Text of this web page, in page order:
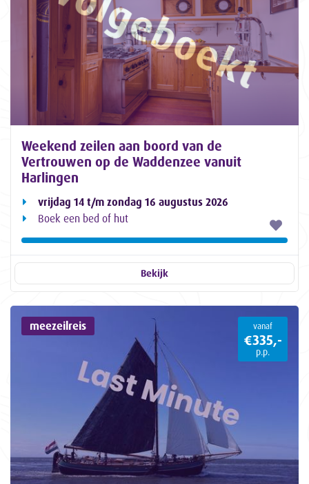
Weekend zeilen aan boord van de
Vertrouwen op de Waddenzee vanuit
Harlingen
vrijdag 14 t/m zondag 16 augustus 2026
Boek een bed of hut
Bekijk
meezeilreis vanaf
€335,-
p.p.